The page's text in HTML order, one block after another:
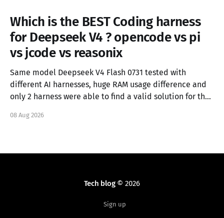
Which is the BEST Coding harness
for Deepseek V4 ? opencode vs pi
vs jcode vs reasonix
Same model Deepseek V4 Flash 0731 tested with
different AI harnesses, huge RAM usage difference and
only 2 harness were able to find a valid solution for the
08 Aug 2026
Tech blog© 2026
Sign up